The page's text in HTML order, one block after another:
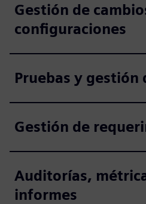
Gestión de
configuraciones
Pruebas y gestión
Gestión de
Auditorías,
informes